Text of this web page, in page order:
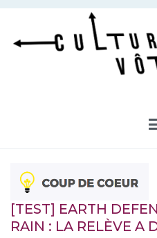
Aller
contenu
[TEST] EARTH
RAIN : LA RELÈVE A